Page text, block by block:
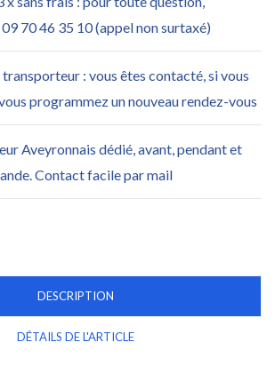
70 46 35 10 (appel non surtaxé)
: vous êtes contacté, si vous
programmez un nouveau rendez-vous
Aveyronnais dédié, avant, pendant et
Contact facile par mail
DESCRIPTION
DÉTAILS DE L'ARTICLE